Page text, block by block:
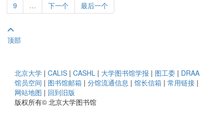
9
… 下一个 最后一个
顶部
北京大学 | CALIS | CASHL | 大学图书馆学报 | 图工委 | DRAA
馆员空间 | 图书馆邮箱 | 分馆流通信息 | 馆长信箱 | 常用链接 |
网站地图 | 回到旧版
版权所有© 北京大学图书馆